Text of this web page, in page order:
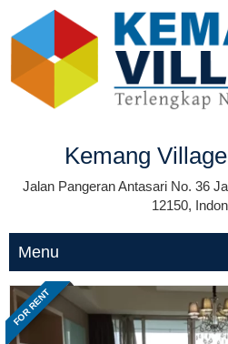
Kemang
Jalan Pangeran Antasari No. 36
12150,
Menu
FOR RENT